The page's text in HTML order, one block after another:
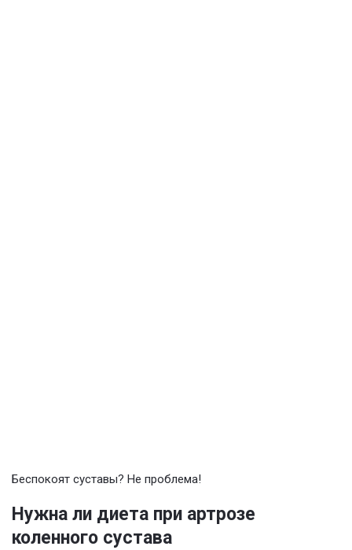
Беспокоят суставы? Не проблема!
Нужна ли диета при артрозе
коленного сустава